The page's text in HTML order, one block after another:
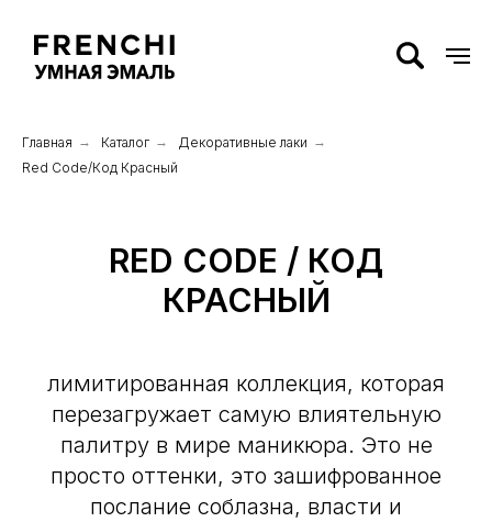
Главная → Каталог → Декоративные лаки →
Red Code/Код Красный
RED CODE / КОД
КРАСНЫЙ
лимитированная коллекция, которая
перезагружает самую влиятельную
палитру в мире маникюра. Это не
просто оттенки, это зашифрованное
послание соблазна, власти и